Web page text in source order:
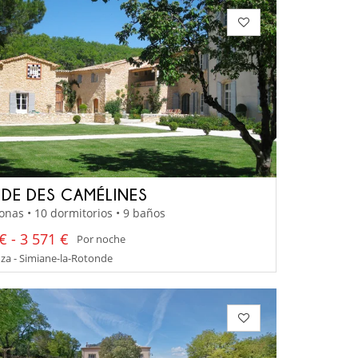
DES CAMÉLINES
• 10 dormitorios • 9 baños
- 3 571 €
Por noche
- Simiane-la-Rotonde